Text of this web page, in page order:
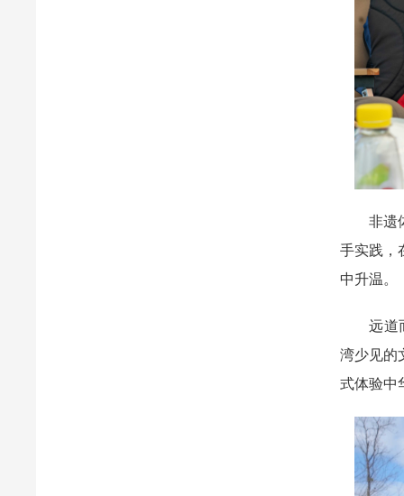
非遗体
手实践，
中升温。
远道而
湾少见的
式体验中